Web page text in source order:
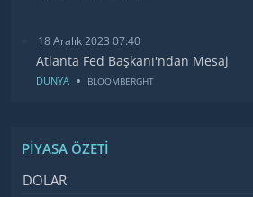
18 Aralık 2023 07:40
Atlanta Fed Başkanı'ndan Mesaj
DUNYA BLOOMBERGHT
PIYASA ÖZETI
İsim, Kod
DOLAR